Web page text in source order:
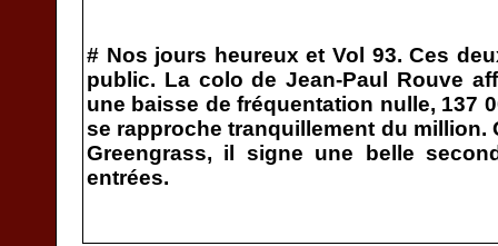
# Nos jours heureux et Vol 93. Ces
public. La colo de Jean-Paul Rouve
une baisse de fréquentation nulle, 137
se rapproche tranquillement du million.
Greengrass, il signe une belle
entrées.